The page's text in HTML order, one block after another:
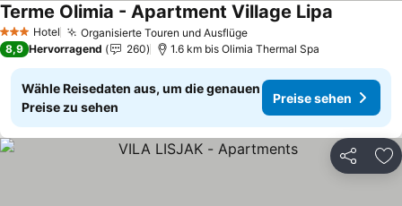
3 SterneHotel Organisierte Touren und AusflügePreise sehen
Terme Olimia - Apartment Village Lipa
8,9 Hervorragend 260 1.6 km bis Olimia Thermal Spa
Wähle Reisedaten aus, um die genauen
Preise zu sehen
Preise sehen
Teilen